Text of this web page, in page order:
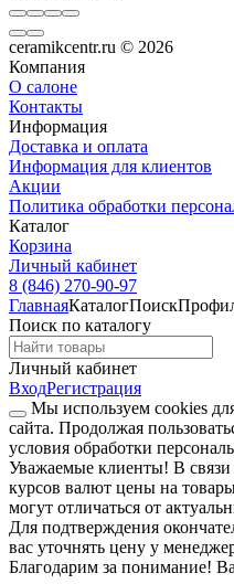
ceramikcentr.ru © 2026
Компания
О салоне
Контакты
Информация
Доставка и оплата
Информация для клиентов
Акции
Политика обработки
Каталог
Корзина
Личный кабинет
8 (846) 270-90-97
ГлавнаяКаталогПоиск
Поиск по каталогу
Личный кабинет
ВходРегистрация
Мы используем cookies
сайта. Продолжая
условия обработки
Уважаемые клиенты! В
курсов валют цены на
могут отличаться от
Для подтверждения
вас уточнять цену у
Благодарим за понимание!